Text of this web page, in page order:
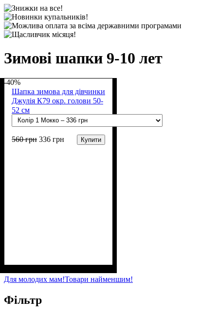
Зимові шапки 9-10 лет
-40%
Шапка зимова для дівчинки
Джулія К79 окр. голови 50-
52 см
560грн 336 грн Купити
Чорний, Пудра, Бежевий
Для молодих мам!Товари найменшим!
Фільтр